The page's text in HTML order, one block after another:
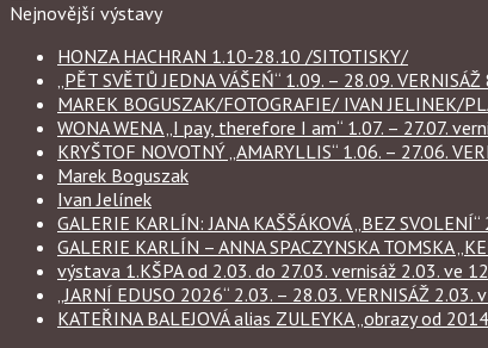
Nejnovější výstavy
HONZA HACHRAN 1.10-28.10 /SITOTISKY/
„PĚT SVĚTŮ JEDNA VÁŠEŃ“ 1.09. – 28.09.
MAREK BOGUSZAK/FOTOGRAFIE/ IVAN JELINEK/
WONA WENA „I pay, therefore I am“ 1.07. – 27.07.
KRYŠTOF NOVOTNÝ „AMARYLLIS“ 1.06. – 27.06.
Marek Boguszak
Ivan Jelínek
GALERIE KARLÍN: JANA KAŠŠÁKOVÁ „BEZ
GALERIE KARLÍN – ANNA SPACZYNSKA TOMSKA
výstava 1.KŠPA od 2.03. do 27.03. vernisáž 2.03. ve
„JARNÍ EDUSO 2026“ 2.03. – 28.03. VERNISÁŽ 2.03.
KATEŘINA BALEJOVÁ alias ZULEYKA „obrazy od